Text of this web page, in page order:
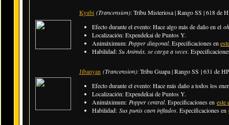
Kyubi (Trancension): Tribu Misteriosa | Rango SS | 618 de
Efecto durante el evento:Hace algo más de daño en el
Localización: Expendekai de Puntos Y.
Animáximum: Popper diagonal. Especificaciones en
Habilidad:Su Animáx. se carga a veces.
Jibanyan (Trancension): Tribu Guapa | Rango SS | 631 de
Efecto durante el evento: Hace más daño a todos los
Localización: Expendekai de Puntos Y.
Animáximum: Popper central. Especificaciones en este
Habilidad: Sus punis caen inflados. Especificaciones en